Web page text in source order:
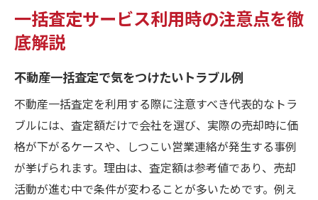
一括査定サービス利用時の注意点を徹
底解説
不動産一括査定で気をつけたいトラブル例
不動産一括査定を利用する際に注意すべき代表的なトラ
ブルには、査定額だけで会社を選び、実際の売却時に価
格が下がるケースや、しつこい営業連絡が発生する事例
が挙げられます。理由は、査定額は参考値であり、売却
活動が進む中で条件が変わることが多いためです。例え